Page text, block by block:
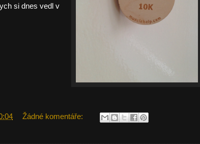
si dnes vedl v
Žádné komentáře: